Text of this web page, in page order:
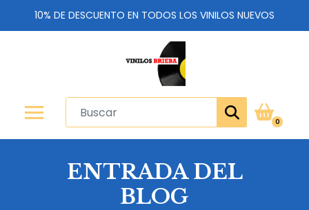
10% DE DESCUENTO EN TODOS LOS VINILOS NUEVOS
0
ENTRADA DEL
BLOG